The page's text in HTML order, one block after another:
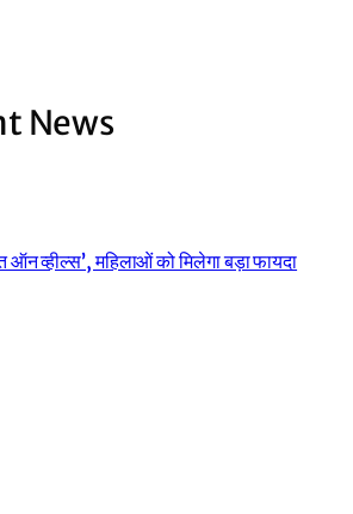
News
ऑन व्हील्स’, महिलाओं को मिलेगा बड़ा फायदा